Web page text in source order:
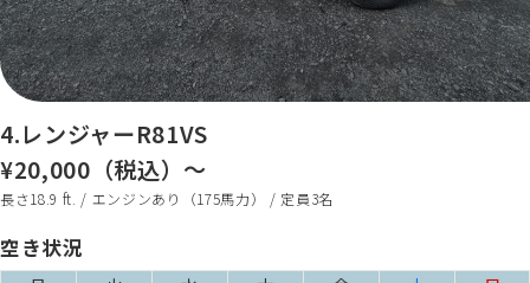
4.レンジャーR81VS
¥20,000（税込）～
長さ18.9 ft. / エンジンあり（175馬力） / 定員3名
空き状況